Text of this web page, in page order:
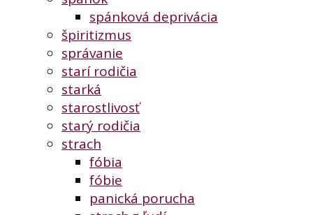
spánková deprivácia
špiritizmus
správanie
starí rodičia
starká
starostlivosť
starý rodičia
strach
fóbia
fóbie
panická porucha